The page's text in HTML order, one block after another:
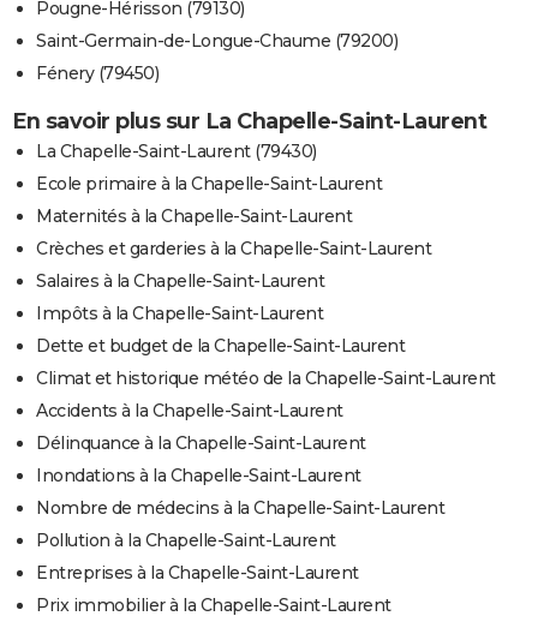
Pougne-Hérisson (79130)
Saint-Germain-de-Longue-Chaume (79200)
Fénery (79450)
En savoir plus sur La Chapelle-Saint-Laurent
La Chapelle-Saint-Laurent (79430)
Ecole primaire à la Chapelle-Saint-Laurent
Maternités à la Chapelle-Saint-Laurent
Crèches et garderies à la Chapelle-Saint-Laurent
Salaires à la Chapelle-Saint-Laurent
Impôts à la Chapelle-Saint-Laurent
Dette et budget de la Chapelle-Saint-Laurent
Climat et historique météo de la Chapelle-Saint-Laurent
Accidents à la Chapelle-Saint-Laurent
Délinquance à la Chapelle-Saint-Laurent
Inondations à la Chapelle-Saint-Laurent
Nombre de médecins à la Chapelle-Saint-Laurent
Pollution à la Chapelle-Saint-Laurent
Entreprises à la Chapelle-Saint-Laurent
Prix immobilier à la Chapelle-Saint-Laurent